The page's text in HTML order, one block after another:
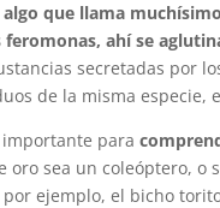
algo que llama
ahí se
secretadas por
de la misma especie,
importante para
oro sea un coleóptero,
ejemplo, el bicho